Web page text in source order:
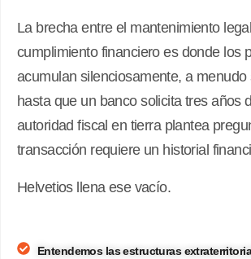
La brecha entre el mantenimiento
cumplimiento financiero es donde los
acumulan silenciosamente, a menudo
hasta que un banco solicita tres años
autoridad fiscal en tierra plantea
transacción requiere un historial
Helvetios llena ese vacío.
Entendemos las estructuras